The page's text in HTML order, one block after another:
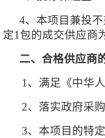
4、 本项目兼投
定1包的成交供应商
二、合格供应商
1、满足《中华
2、落实政府采
3、本项目的特